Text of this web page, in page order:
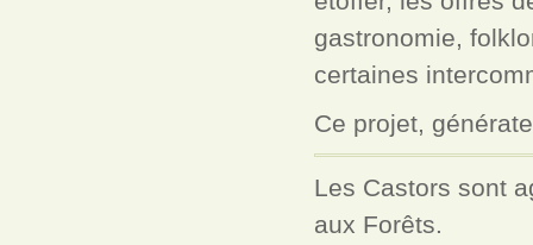
gastronomie,
certaines
Ce projet,
Les Castors sont
aux Forêts.